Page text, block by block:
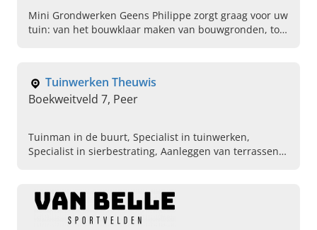
Mini Grondwerken Geens Philippe zorgt graag voor uw
tuin: van het bouwklaar maken van bouwgronden, tot
Tuinwerken Theuwis
Boekweitveld 7, Peer
Tuinman in de buurt, Specialist in tuinwerken,
Specialist in sierbestrating, Aanleggen van terrassen,
Beregeningsinstallaties, Ervaren tuinaannemer, Gazon
aanleg